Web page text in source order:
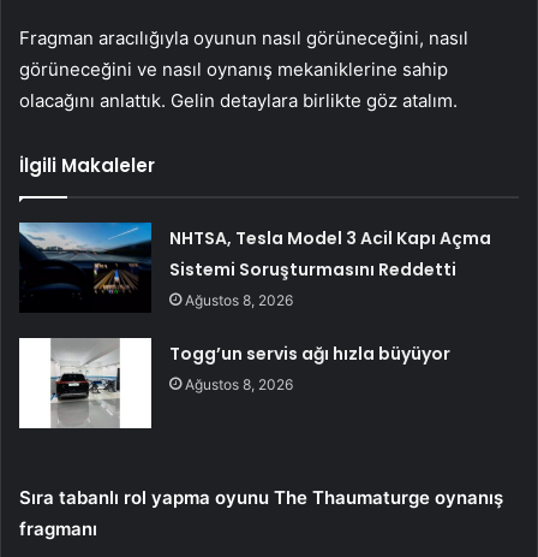
Fragman aracılığıyla oyunun nasıl görüneceğini, nasıl
görüneceğini ve nasıl oynanış mekaniklerine sahip
olacağını anlattık. Gelin detaylara birlikte göz atalım.
İlgili Makaleler
NHTSA, Tesla Model 3 Acil Kapı Açma
Sistemi Soruşturmasını Reddetti
Ağustos 8, 2026
Togg’un servis ağı hızla büyüyor
Ağustos 8, 2026
Sıra tabanlı rol yapma oyunu The Thaumaturge oynanış
fragmanı